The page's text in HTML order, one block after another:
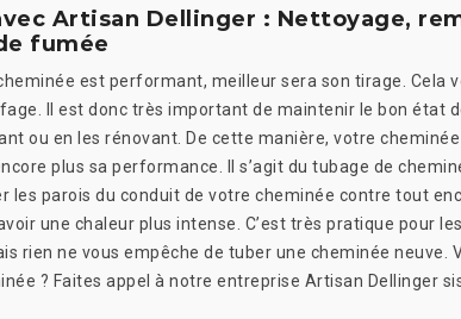
Artisan Dellinger : Nettoyage,
fumée
est performant, meilleur sera son tirage. Cela
Il est donc très important de maintenir le bon état
ou en les rénovant. De cette manière, votre
plus sa performance. Il s’agit du tubage de
parois du conduit de votre cheminée contre tout
une chaleur plus intense. C’est très pratique pour
rien ne vous empêche de tuber une cheminée neuve.
? Faites appel à notre entreprise Artisan Dellinger